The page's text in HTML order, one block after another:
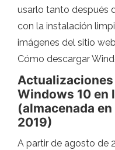
usarlo tanto después
con la instalación
imágenes del sitio
Cómo descargar
Windows 10 en
(almacenada
2019)
A partir de agosto de